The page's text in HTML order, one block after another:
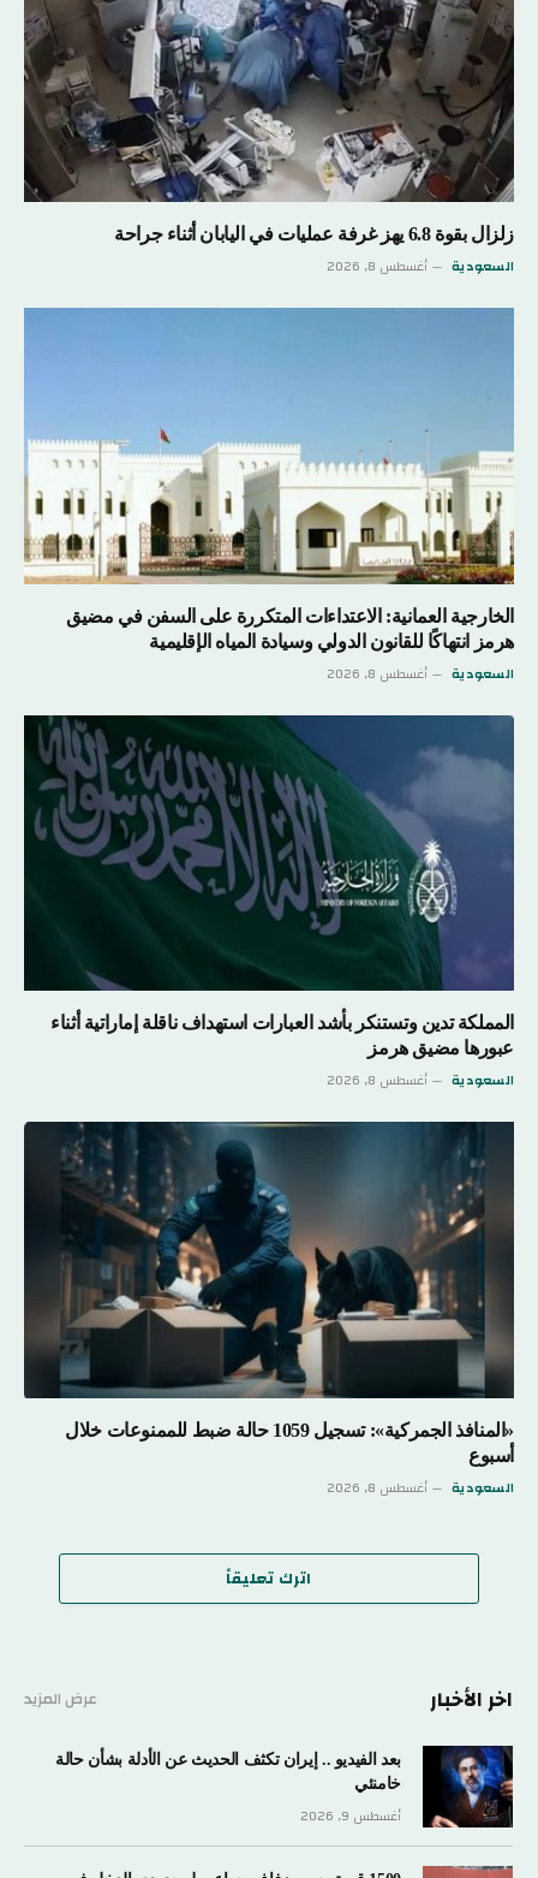
زلزال بقوة 6.8 يهز غرفة عمليات في اليابان أثناء جراحة
السعودية أغسطس 8, 2026
الخارجية العمانية: الاعتداءات المتكررة على السفن في مضيق
هرمز انتهاكًا للقانون الدولي وسيادة المياه الإقليمية
السعودية أغسطس 8, 2026
المملكة تدين وتستنكر بأشد العبارات استهداف ناقلة إماراتية أثناء
عبورها مضيق هرمز
السعودية أغسطس 8, 2026
«المنافذ الجمركية»: تسجيل 1059 حالة ضبط للممنوعات خلال
أسبوع
السعودية أغسطس 8, 2026
اترك تعليقاً
اخر الأخبار عرض المزيد
بعد الفيديو .. إيران تكثف الحديث عن الأدلة بشأن حالة
خامنئي
أغسطس 9, 2026